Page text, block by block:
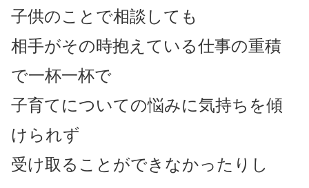
子供のことで相談しても
相手がその時抱えている仕事の重積
で一杯一杯で
子育てについての悩みに気持ちを傾
けられず
受け取ることができなかったりし